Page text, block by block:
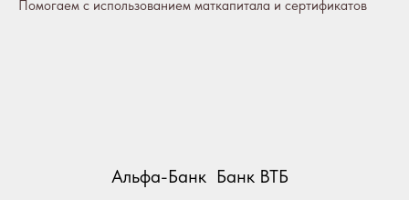
Помогаем с использованием маткапитала и сертификатов
Альфа-Банк Банк ВТБ